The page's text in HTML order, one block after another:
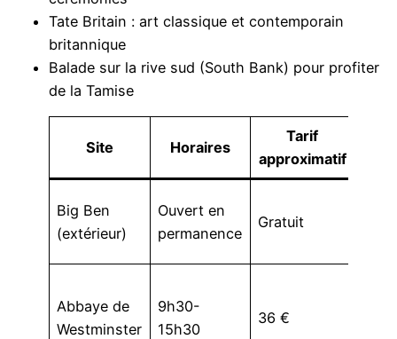
Tate Britain : art classique et contemporain
britannique
Balade sur la rive sud (South Bank) pour profiter
de la Tamise
Site Horaires
Tarif
approximatif
Big Ben
(extérieur)
Ouvert en
permanence
Gratuit
Abbaye de
Westminster
9h30-
15h30
36 €